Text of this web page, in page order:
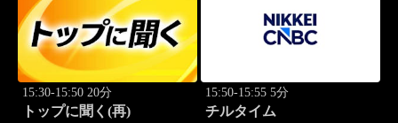
15:30-15:50 20分
トップに聞く(再)
15:50-15:55 5分
チルタイム